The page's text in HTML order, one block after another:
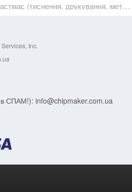
Декоративна обробка виробів із пластмас (тиснення, друкування, металізація та ін.)
Inc.
в СПАМ!): info@chipmaker.com.ua